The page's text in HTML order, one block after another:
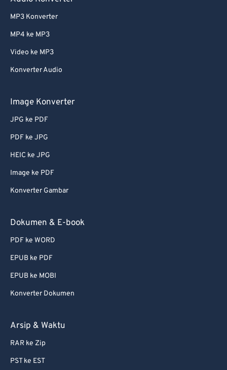
MP3 Konverter
MP4 ke MP3
Video ke MP3
Konverter Audio
Image Konverter
JPG ke PDF
PDF ke JPG
HEIC ke JPG
Image ke PDF
Konverter Gambar
Dokumen & E-book
PDF ke WORD
EPUB ke PDF
EPUB ke MOBI
Konverter Dokumen
Arsip & Waktu
RAR ke Zip
PST ke EST